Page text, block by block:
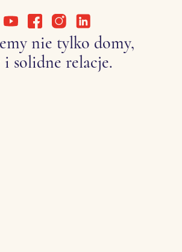
nie tylko domy,
i solidne relacje.